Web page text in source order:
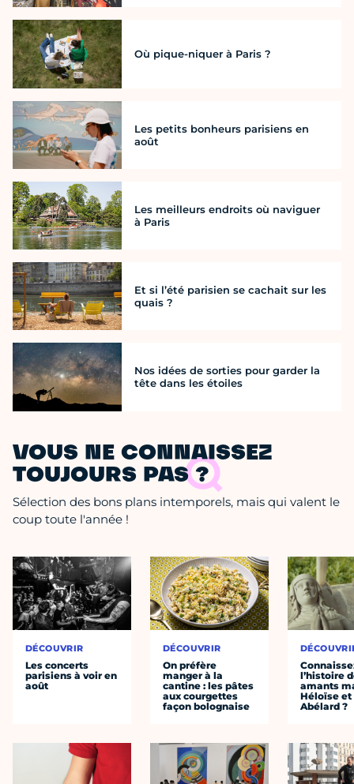
Où pique-niquer à Paris ?
Les petits bonheurs parisiens en
août
Les meilleurs endroits où naviguer
à Paris
Et si l’été parisien se cachait sur les
quais ?
Nos idées de sorties pour garder la
tête dans les étoiles
VOUS NE CONNAISSEZ
TOUJOURS PAS ?
Sélection des bons plans intemporels, mais qui valent le
coup toute l'année !
DÉCOUVRIR
Les concerts
parisiens à voir en
août
DÉCOUVRIR
On préfère
manger à la
cantine : les pâtes
aux courgettes
façon bolognaise
l’histoire
amants
Héloïse et
Abélard ?